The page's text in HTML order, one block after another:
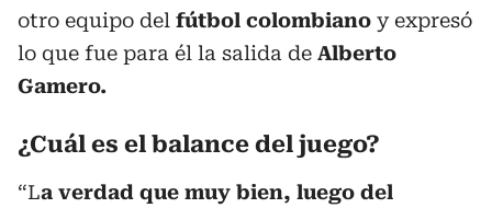
otro equipo del fútbol colombiano y expresó
lo que fue para él la salida de Alberto
Gamero.
¿Cuál es el balance del juego?
“La verdad que muy bien, luego del